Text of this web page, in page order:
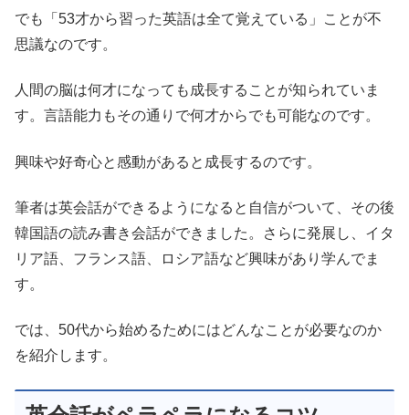
でも「53才から習った英語は全て覚えている」ことが不
思議なのです。
人間の脳は何才になっても成長することが知られていま
す。言語能力もその通りで何才からでも可能なのです。
興味や好奇心と感動があると成長するのです。
筆者は英会話ができるようになると自信がついて、その後
韓国語の読み書き会話ができました。さらに発展し、イタ
リア語、フランス語、ロシア語など興味があり学んでま
す。
では、50代から始めるためにはどんなことが必要なのか
を紹介します。